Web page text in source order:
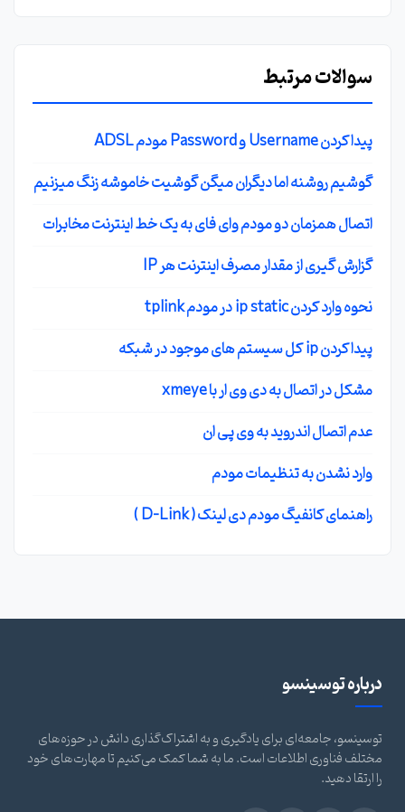
سوالات مرتبط
پیدا کردن Username و Password مودم ADSL
گوشیم روشنه اما دیگران میگن گوشیت خاموشه زنگ میزنیم
اتصال همزمان دو مودم وای فای به یک خط اینترنت مخابرات
گزارش گیری از مقدار مصرف اینترنت هر IP
نحوه وارد کردن ip static در مودم tplink
پیدا کردن ip کل سیستم های موجود در شبکه
مشکل در اتصال به دی وی ار با xmeye
عدم اتصال اندروید به وی پی ان
وارد نشدن به تنظیمات مودم
راهنمای کانفیگ مودم دی لینک ( D-Link )
درباره توسینسو
توسینسو، جامعه‌ای برای یادگیری و به اشتراک‌گذاری دانش در حوزه‌های
مختلف فناوری اطلاعات است. ما به شما کمک می‌کنیم تا مهارت‌های خود
را ارتقا دهید.